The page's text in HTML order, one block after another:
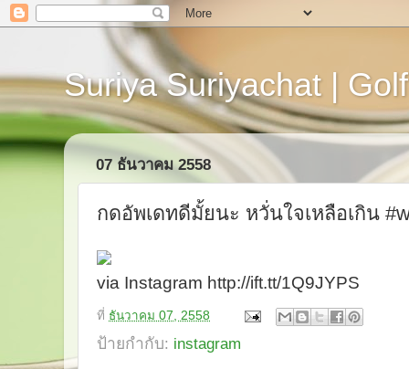
Suriya Suriyachat | Golf
07 ธันวาคม 2558
กดอัพเดทดีมั้ยนะ หวั่นใจเหลือเกิน
via Instagram http://ift.tt/1Q9JYPS
ที่ ธันวาคม 07, 2558
ป้ายกำกับ: instagram